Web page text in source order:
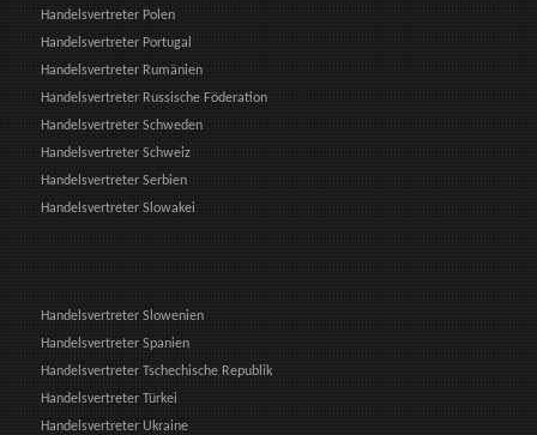
Handelsvertreter Polen
Handelsvertreter Portugal
Handelsvertreter Rumänien
Handelsvertreter Russische Föderation
Handelsvertreter Schweden
Handelsvertreter Schweiz
Handelsvertreter Serbien
Handelsvertreter Slowakei
Handelsvertreter Slowenien
Handelsvertreter Spanien
Handelsvertreter Tschechische Republik
Handelsvertreter Türkei
Handelsvertreter Ukraine